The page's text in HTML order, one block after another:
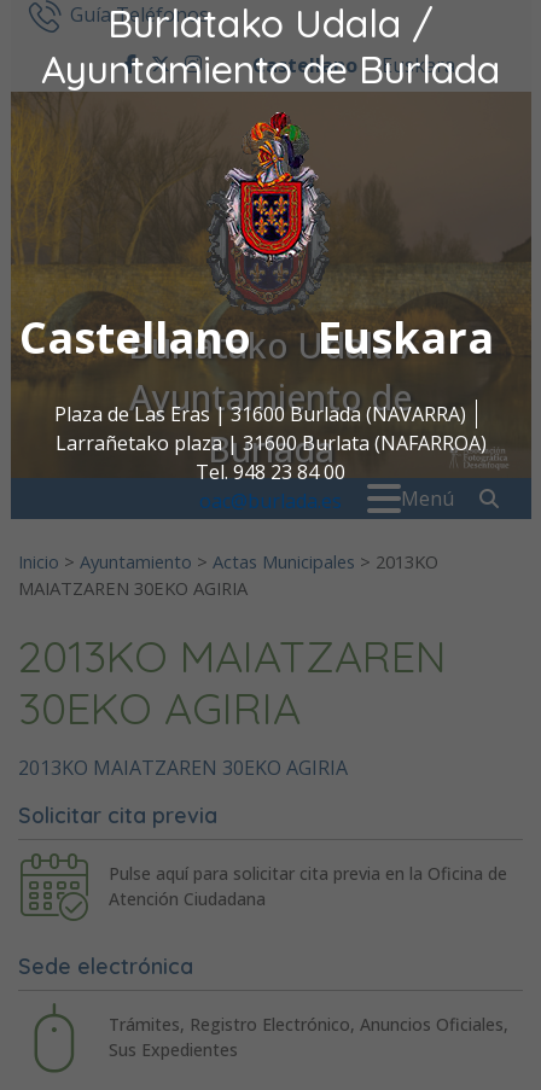
Burlatako Udala /
Ayuntamiento de Burlada
Castellano Euskara
Plaza de Las Eras | 31600 Burlada (NAVARRA)
Larrañetako plaza | 31600 Burlata (NAFARROA)
Tel. 948 23 84 00
oac@burlada.es
Ir al contenidoGuía Teléfonos
facebook
twitter
instagram
Castellano Euskara
Burlatako Udala /
Ayuntamiento de
Burlada
Menú
Inicio > Ayuntamiento > Actas Municipales > 2013KO
MAIATZAREN 30EKO AGIRIA
2013KO MAIATZAREN
30EKO AGIRIA
2013KO MAIATZAREN 30EKO AGIRIA
Solicitar cita previa
Pulse aquí para solicitar cita previa en la Oficina de
Atención Ciudadana
Sede electrónica
Trámites, Registro Electrónico, Anuncios Oficiales,
Sus Expedientes